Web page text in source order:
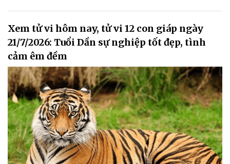
Xem tử vi hôm nay, tử vi 12 con giáp ngày
21/7/2026: Tuổi Dần sự nghiệp tốt đẹp, tình
cảm êm đềm